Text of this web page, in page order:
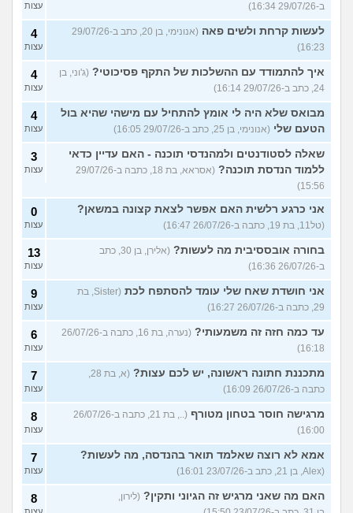
ב-29/07/26 16:34) עצות
לעשות קרחת ולשים פאה
(אנונימי, בן 20, כתב ב-29/07/26
16:23)
4
עצות
איך להתמודד עם ההשלכות של התקף פסיכוטי? (ג'וני, בן
24, כתב ב-29/07/26 16:14)
4
עצות
מבואס שלא היה לי אומץ להתחיל עם מישהי שהיא בול
הטעם שלי (אנונימי, בן 25, כתב ב-29/07/26 16:05)
4
עצות
שאלה לסטודנטים ולמהנדסי תוכנה - האם עדיין כדאי
ללמוד הנדסת תוכנה?
(אסראא, בת 18, כתבה ב-29/07/26
15:56)
3
עצות
אני כרגע רלשית האם אפשר לצאת קצונה במשאן?
(טל11, בת 19, כתבה ב-26/07/26 16:47)
0
עצות
בחורה אובססיבית מה לעשות?
(אלירן, בן 30, כתב
ב-26/07/26 16:36)
13
עצות
אני חושדת שאח שלי עומד להסתפח לכת
(Sister, בת
29, כתבה ב-26/07/26 16:27)
9
עצות
עד כמה חזה זה משמעותי?
(נערה, בת 16, כתבה ב-26/07/26
16:18)
6
עצות
מתכננת חתונה ראשונה, יש לכם עצות?
(א, בת 28,
כתבה ב-26/07/26 16:09)
7
עצות
מרגישה חוסר בטחון מטורף
(.., בת 21, כתבה ב-26/07/26
16:00)
8
עצות
אמא לא רוצה שאלמד תואר בהנדסה, מה לעשות?
(Alex, בן 21, כתב ב-23/07/26 16:01)
7
עצות
האם מה שאני מרגיש זה הגיוני ותקין? (לירון,
8